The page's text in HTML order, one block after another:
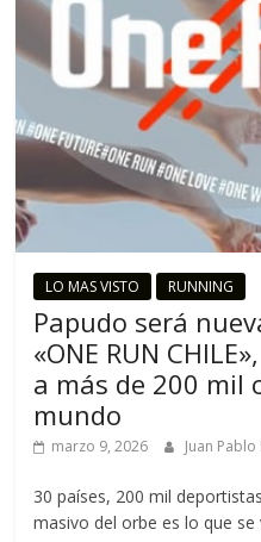
LO MAS VISTO RUNNING
Papudo será
«ONE RUN
a más de 200 mil
mundo
marzo 9, 2026 Juan
30 países, 200 mil
masivo del orbe es lo que